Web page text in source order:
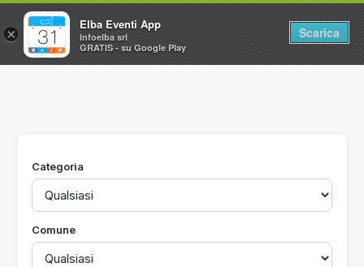
Home
Utilità
Categoria
Comune
×
Elba Eventi App
Infoelba srl
GRATIS - su Google Play
Scarica